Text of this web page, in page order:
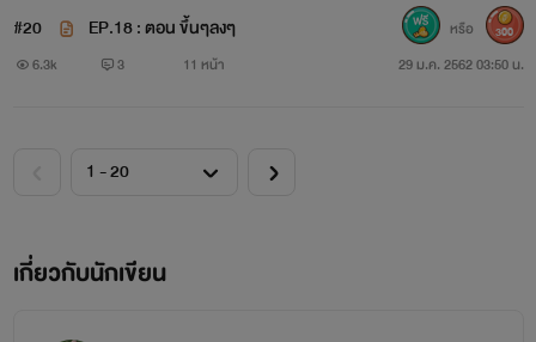
#20 EP.18 : ตอน ขึ้นๆลงๆ
6.3k 3 11 หน้า 29 ม.ค. 2562 03:50 น.
หรือ 300
เกี่ยวกับนักเขียน